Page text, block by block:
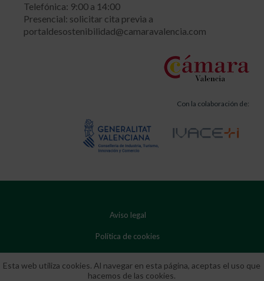
Telefónica: 9:00 a 14:00
Presencial: solicitar cita previa a
portaldesostenibilidad@camaravalencia.com
Con la colaboración de:
Aviso legal
Política de cookies
Esta web utiliza cookies. Al navegar en esta página, aceptas el uso que
hacemos de las cookies.